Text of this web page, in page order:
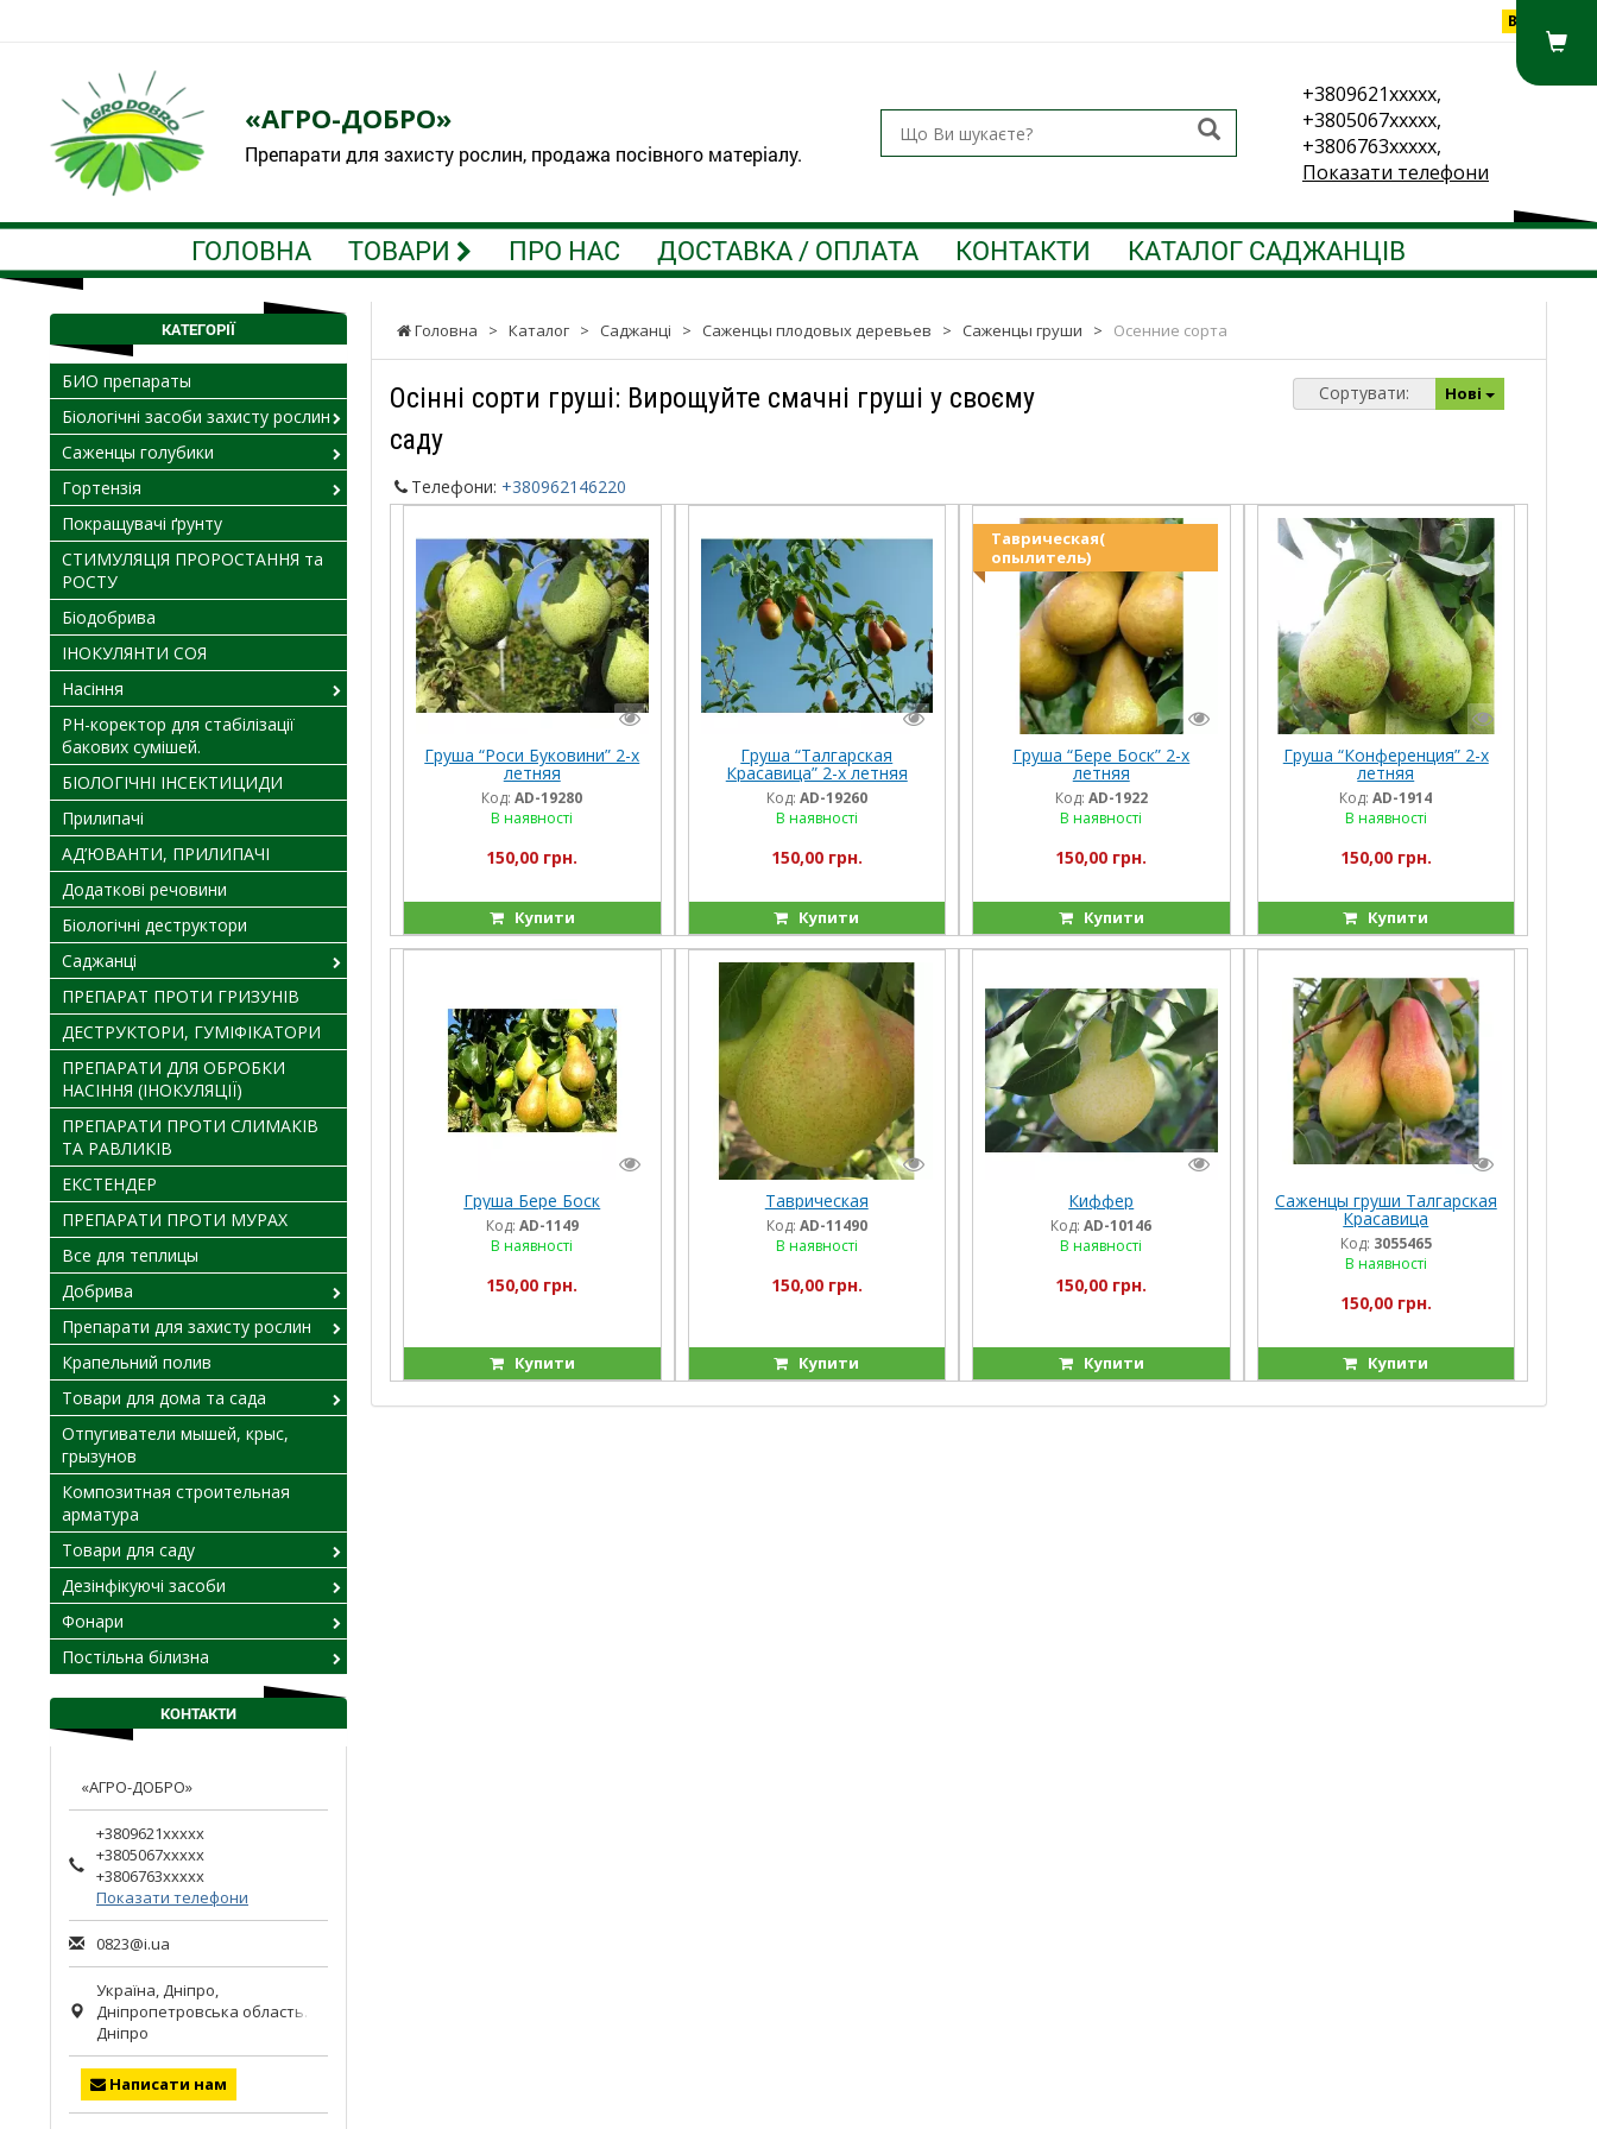
Вхід
«АГРО-ДОБРО»
Препарати для захисту рослин, продажа посівного матеріалу.
+3809621xxxxx,
+3805067xxxxx,
+3806763xxxxx,
Показати телефони
ГОЛОВНА ТОВАРИ ПРО НАС ДОСТАВКА / ОПЛАТА КОНТАКТИ КАТАЛОГ САДЖАНЦІВ
Головна > Каталог > Саджанці > Саженцы плодовых деревьев > Саженцы груши > Осенние сорта
Осінні сорти груші: Вирощуйте смачні груші у своєму
саду
Сортувати: Нові
Телефони: +380962146220
Груша “Роси Буковини” 2-х
летняя
Код: AD-19280
В наявності
150,00 грн.
Купити
Груша “Талгарская
Красавица” 2-х летняя
Код: AD-19260
В наявності
150,00 грн.
Купити
Таврическая(
опылитель)
Груша “Бере Боск” 2-х
летняя
Код: AD-1922
В наявності
150,00 грн.
Купити
Груша “Конференция” 2-х
летняя
Код: AD-1914
В наявності
150,00 грн.
Купити
Груша Бере Боск
Код: AD-1149
В наявності
150,00 грн.
Купити
Таврическая
Код: AD-11490
В наявності
150,00 грн.
Купити
Киффер
Код: AD-10146
В наявності
150,00 грн.
Купити
Саженцы груши Талгарская
Красавица
Код: 3055465
В наявності
150,00 грн.
Купити
КАТЕГОРІЇ
БИО препараты
Біологічні засоби захисту рослин
Саженцы голубики
Гортензія
Покращувачі ґрунту
СТИМУЛЯЦІЯ ПРОРОСТАННЯ та
РОСТУ
Біодобрива
ІНОКУЛЯНТИ СОЯ
Насіння
PH-коректор для стабілізації
бакових сумішей.
БІОЛОГІЧНІ ІНСЕКТИЦИДИ
Прилипачі
АД’ЮВАНТИ, ПРИЛИПАЧІ
Додаткові речовини
Біологічні деструктори
Саджанці
ПРЕПАРАТ ПРОТИ ГРИЗУНІВ
ДЕСТРУКТОРИ, ГУМІФІКАТОРИ
ПРЕПАРАТИ ДЛЯ ОБРОБКИ
НАСІННЯ (ІНОКУЛЯЦІЇ)
ПРЕПАРАТИ ПРОТИ СЛИМАКІВ
ТА РАВЛИКІВ
ЕКСТЕНДЕР
ПРЕПАРАТИ ПРОТИ МУРАХ
Все для теплицы
Добрива
Препарати для захисту рослин
Крапельний полив
Товари для дома та сада
Отпугиватели мышей, крыс,
грызунов
Композитная строительная
арматура
Товари для саду
Дезінфікуючі засоби
Фонари
Постільна білизна
КОНТАКТИ
«АГРО-ДОБРО»
+3809621xxxxx
+3805067xxxxx
+3806763xxxxx
Показати телефони
0823@i.ua
Україна,Дніпро,
Дніпропетровська область.
Дніпро
Написати нам